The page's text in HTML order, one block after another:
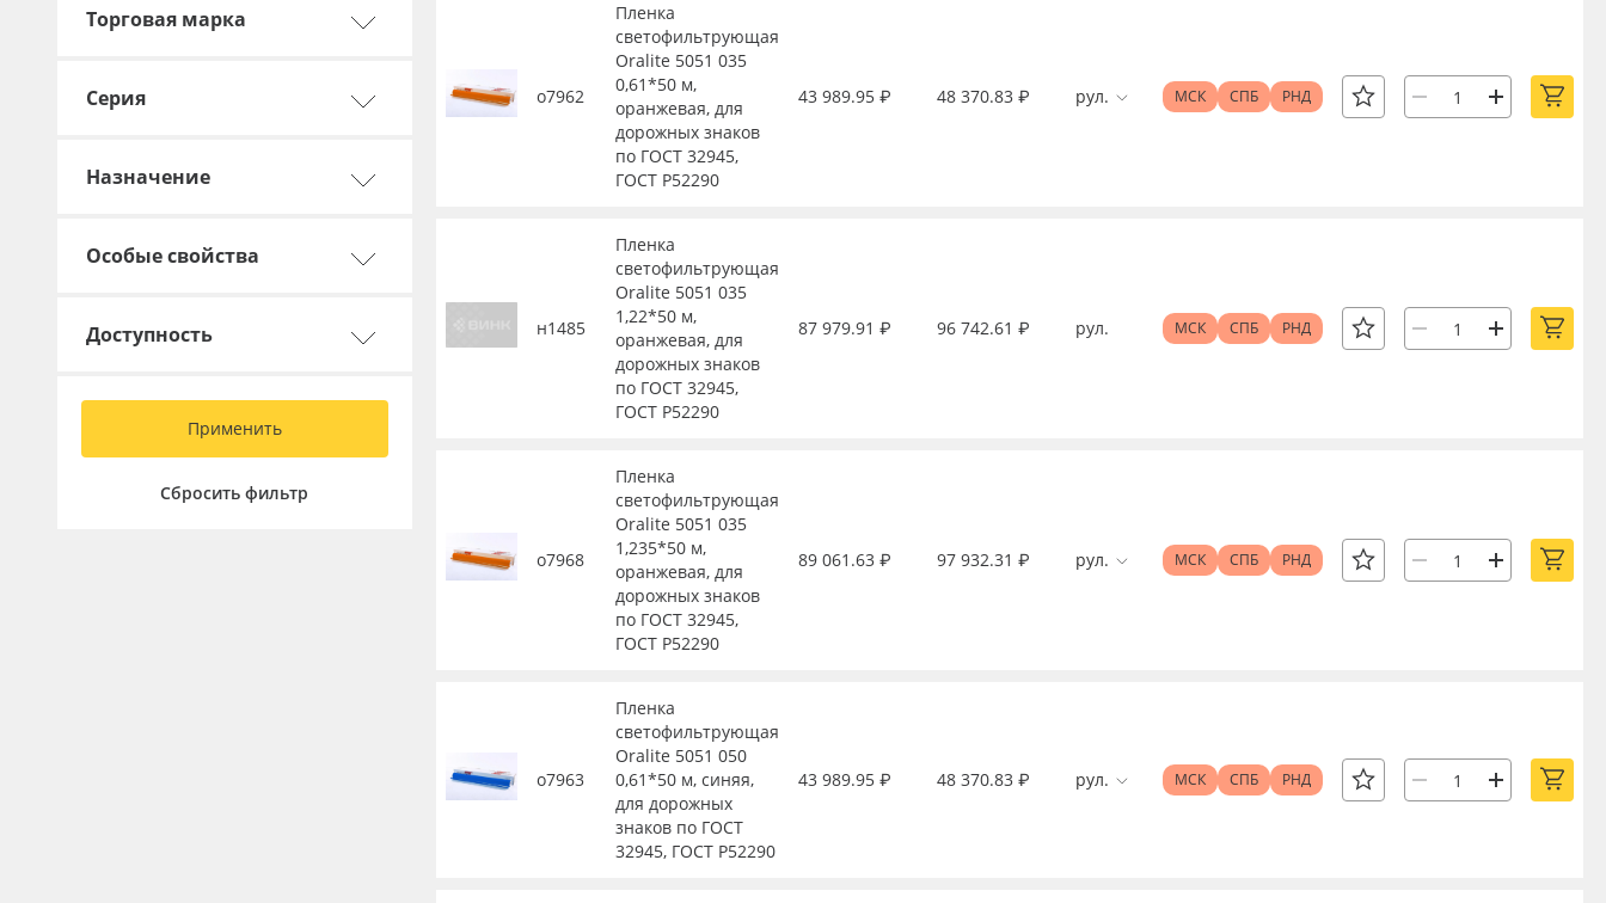
Торговая марка
Серия
Назначение
Особые свойства
Доступность
Применить
Сбросить фильтр
о7962
Пленка
светофильтрующая
Oralite 5051 035
0,61*50 м,
оранжевая, для
дорожных знаков
по ГОСТ 32945,
ГОСТ Р52290
43 989.95 ₽ 48 370.83 ₽ рул. МСК СПБ РНД
н1485
Пленка
светофильтрующая
Oralite 5051 035
1,22*50 м,
оранжевая, для
дорожных знаков
по ГОСТ 32945,
ГОСТ Р52290
87 979.91 ₽ 96 742.61 ₽ рул. МСК СПБ РНД
о7968
Пленка
светофильтрующая
Oralite 5051 035
1,235*50 м,
оранжевая, для
дорожных знаков
по ГОСТ 32945,
ГОСТ Р52290
89 061.63 ₽ 97 932.31 ₽ рул. МСК СПБ РНД
о7963
Пленка
светофильтрующая
Oralite 5051 050
0,61*50 м, синяя,
для дорожных
знаков по ГОСТ
32945, ГОСТ Р52290
43 989.95 ₽ 48 370.83 ₽ рул. МСК СПБ РНД